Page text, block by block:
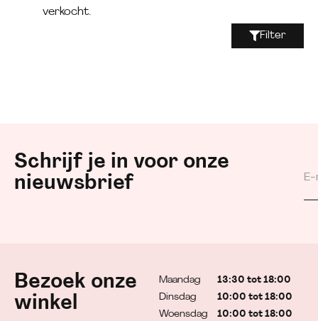
verkocht.
Filter
Schrijf je in voor onze
nieuwsbrief
Bezoek onze
winkel
Maandag
Dinsdag
Woensdag
13:30 tot 18:00
10:00 tot 18:00
10:00 tot 18:00